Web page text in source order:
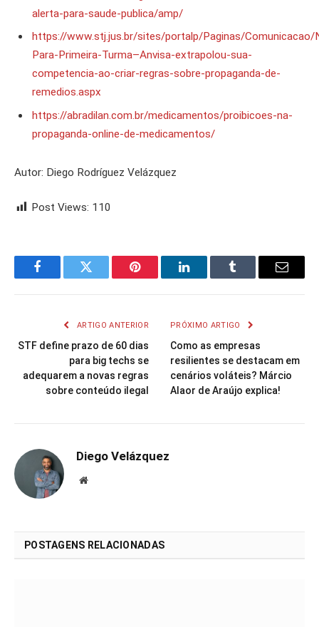
alerta-para-saude-publica/amp/
https://www.stj.jus.br/sites/portalp/Paginas/
Para-Primeira-Turma–Anvisa-extrapolou-sua-
competencia-ao-criar-regras-sobre-propaganda-de-
remedios.aspx
https://abradilan.com.br/medicamentos/proibicoes-na-
propaganda-online-de-medicamentos/
Autor: Diego Rodríguez Velázquez
Post Views: 110
FacebookTwitter Pinterest LinkedInTumblr Email
ARTIGO ANTERIOR
STF define prazo de 60 dias
para big techs se
adequarem a novas regras
sobre conteúdo ilegal
PRÓXIMO ARTIGO
Como as empresas
resilientes se destacam em
cenários voláteis? Márcio
Alaor de Araújo explica!
Diego Velázquez
Website
POSTAGENS RELACIONADAS